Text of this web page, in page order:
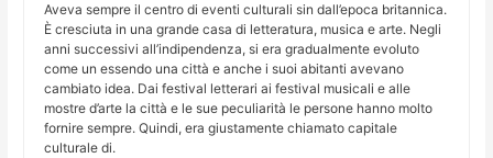
Aveva sempre il centro di eventi culturali sin dall’epoca britannica.
È cresciuta in una grande casa di letteratura, musica e arte. Negli
anni successivi all’indipendenza, si era gradualmente evoluto
come un essendo una città e anche i suoi abitanti avevano
cambiato idea. Dai festival letterari ai festival musicali e alle
mostre d’arte la città e le sue peculiarità le persone hanno molto
fornire sempre. Quindi, era giustamente chiamato capitale
culturale di.